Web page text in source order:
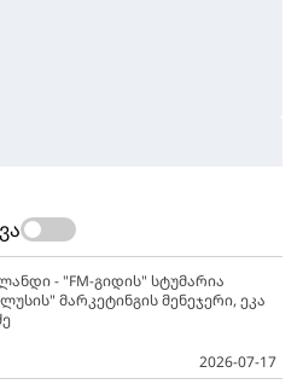
- "FM-გიდის" სტუმარია
მარკეტინგის მენეჯერი, ეკა
2026-07-17